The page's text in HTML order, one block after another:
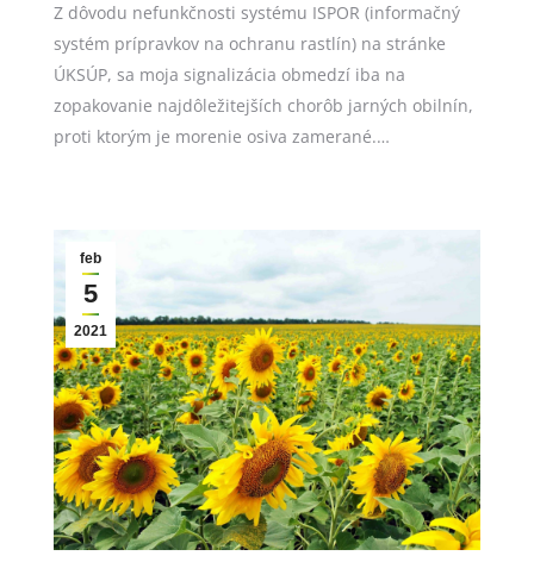
Z dôvodu nefunkčnosti systému ISPOR (informačný
systém prípravkov na ochranu rastlín) na stránke
ÚKSÚP, sa moja signalizácia obmedzí iba na
zopakovanie najdôležitejších chorôb jarných obilnín,
proti ktorým je morenie osiva zamerané.…
feb
5
2021